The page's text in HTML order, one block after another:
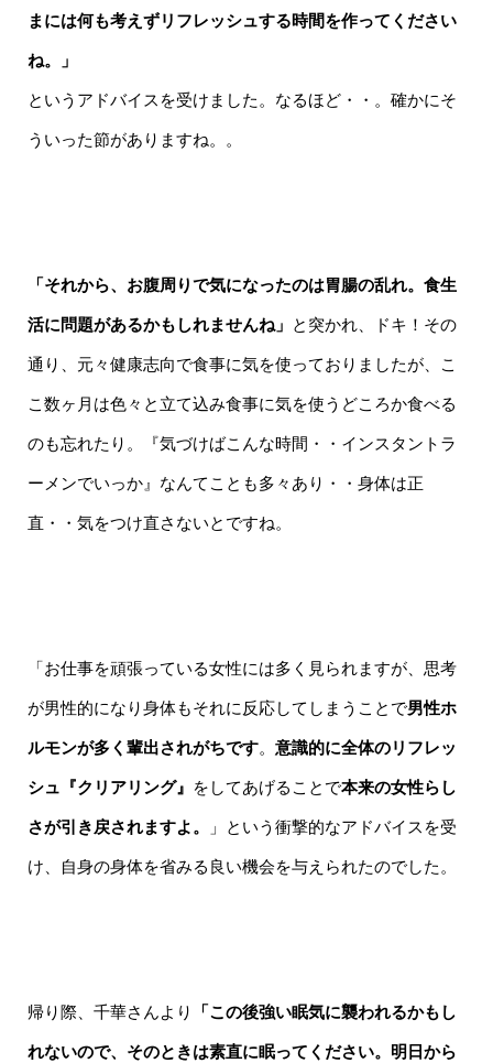
まには何も考えずリフレッシュする時間を作ってください
ね。」
というアドバイスを受けました。なるほど・・。確かにそ
ういった節がありますね。。
「それから、お腹周りで気になったのは胃腸の乱れ。食生
活に問題があるかもしれませんね」 と突かれ、ドキ！その
通り、元々健康志向で食事に気を使っておりましたが、こ
こ数ヶ月は色々と立て込み食事に気を使うどころか食べる
のも忘れたり。『気づけばこんな時間・・インスタントラ
ーメンでいっか』なんてことも多々あり・・身体は正
直・・気をつけ直さないとですね。
「お仕事を頑張っている女性には多く見られますが、思考
が男性的になり身体もそれに反応してしまうことで男性ホ
ルモンが多く輩出されがちです。 意識的に全体のリフレッ
シュ『クリアリング』 をしてあげることで本来の女性らし
さが引き戻されますよ。
」という衝撃的なアドバイスを受
け、自身の身体を省みる良い機会を与えられたのでした。
帰り際、千華さんより 「この後強い眠気に襲われるかもし
れないので、そのときは素直に眠ってください。明日から